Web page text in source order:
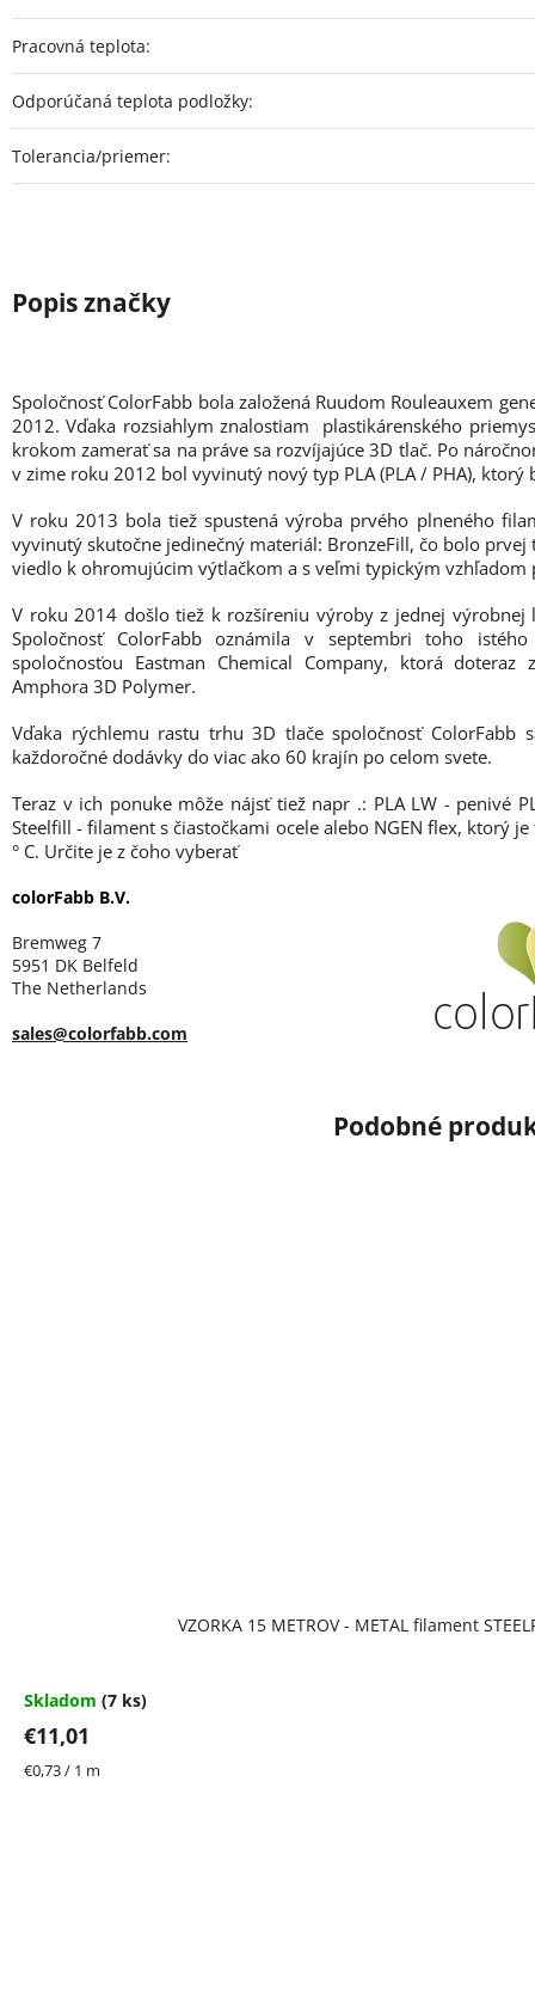
Pracovná teplota:
Odporúčaná teplota podložky:
Tolerancia/priemer:
VZORKA 15 METROV - METAL filament
Skladom (7 ks)
€11,01
Jednotková
€0,73 / 1 m
Spoločnosť ColorFabb bola založená Ruudom Rouleauxem
2012. Vďaka rozsiahlym znalostiam plastikárenského
krokom zamerať sa na práve sa rozvíjajúce 3D tlač. Po
v zime roku 2012 bol vyvinutý nový typ PLA (PLA / PHA),
V roku 2013 bola tiež spustená výroba prvého plneného
vyvinutý skutočne jedinečný materiál: BronzeFill, čo bolo
viedlo k ohromujúcim výtlačkom a s veľmi typickým vzhľadom
V roku 2014 došlo tiež k rozšíreniu výroby z jednej
Spoločnosť ColorFabb oznámila v septembri toho
spoločnosťou Eastman Chemical Company, ktorá
Amphora 3D Polymer.
Vďaka rýchlemu rastu trhu 3D tlače spoločnosť ColorFabb
každoročné dodávky do viac ako 60 krajín po celom svete.
Teraz v ich ponuke môže nájsť tiež napr .: PLA LW - penivé
Steelfill - filament s čiastočkami ocele alebo NGEN flex, ktorý
° C. Určite je z čoho vyberať
colorFabb B.V.
Bremweg 7
5951 DK Belfeld
The Netherlands
sales@colorfabb.com